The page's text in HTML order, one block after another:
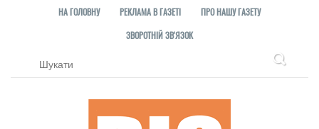
НА ГОЛОВНУ РЕКЛАМА В ГАЗЕТІ
ПРО НАШУ ГАЗЕТУ
ЗВОРОТНІЙ ЗВ'ЯЗОК